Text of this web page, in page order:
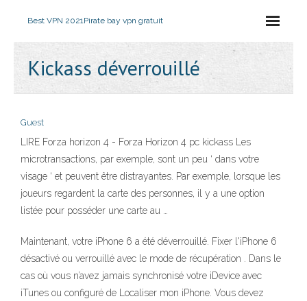
Best VPN 2021Pirate bay vpn gratuit
Kickass déverrouillé
Guest
LIRE Forza horizon 4 - Forza Horizon 4 pc kickass Les
microtransactions, par exemple, sont un peu ‘ dans votre
visage ‘ et peuvent être distrayantes. Par exemple, lorsque les
joueurs regardent la carte des personnes, il y a une option
listée pour posséder une carte au …
Maintenant, votre iPhone 6 a été déverrouillé. Fixer l'iPhone 6
désactivé ou verrouillé avec le mode de récupération . Dans le
cas où vous n’avez jamais synchronisé votre iDevice avec
iTunes ou configuré de Localiser mon iPhone. Vous devez